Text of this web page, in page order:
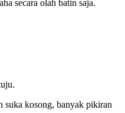
secara olah batin saja.
suka kosong, banyak pikiran